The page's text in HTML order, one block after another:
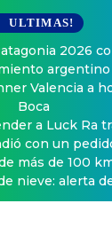
ULTIMAS!
2026
argentino
Valencia a
Boca
a Luck Ra
con un
más de 100
nieve: alerta